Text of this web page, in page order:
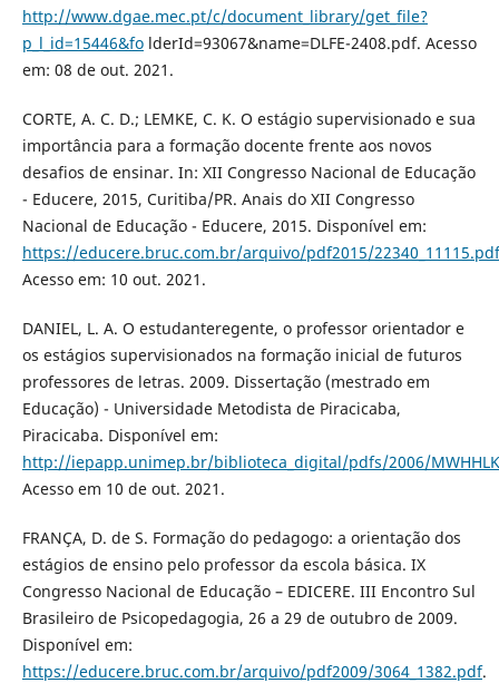
http://www.dgae.mec.pt/c/document_library/get_file?
p_l_id=15446&folderId=93067&name=DLFE-2408.pdf. Acesso
em: 08 de out. 2021.
CORTE, A. C. D.; LEMKE, C. K. O estágio supervisionado e sua
importância para a formação docente frente aos novos
desafios de ensinar. In: XII Congresso Nacional de Educação
- Educere, 2015, Curitiba/PR. Anais do XII Congresso
Nacional de Educação - Educere, 2015. Disponível em:
https://educere.bruc.com.br/arquivo/pdf2015/22340_11115.pdf
Acesso em: 10 out. 2021.
DANIEL, L. A. O estudanteregente, o professor orientador e
os estágios supervisionados na formação inicial de futuros
professores de letras. 2009. Dissertação (mestrado em
Educação) - Universidade Metodista de Piracicaba,
Piracicaba. Disponível em:
http://iepapp.unimep.br/biblioteca_digital/pdfs/2006/
Acesso em 10 de out. 2021.
FRANÇA, D. de S. Formação do pedagogo: a orientação dos
estágios de ensino pelo professor da escola básica. IX
Congresso Nacional de Educação – EDICERE. III Encontro Sul
Brasileiro de Psicopedagogia, 26 a 29 de outubro de 2009.
Disponível em:
https://educere.bruc.com.br/arquivo/pdf2009/3064_1382.pdf.